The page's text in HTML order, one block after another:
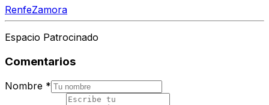
RenfeZamora
Espacio Patrocinado
Comentarios
Nombre *